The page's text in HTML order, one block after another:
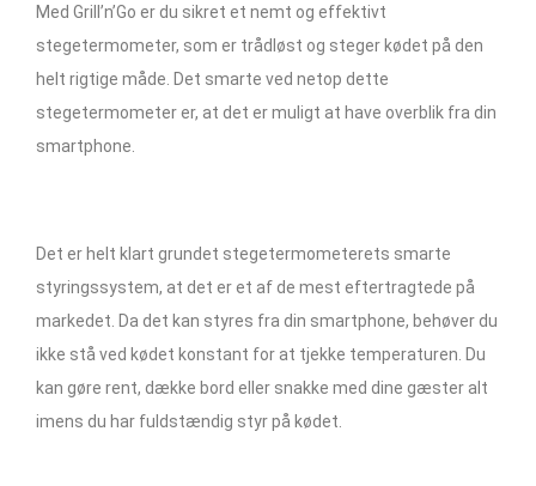
Med Grill’n’Go er du sikret et nemt og effektivt
stegetermometer, som er trådløst og steger kødet på den
helt rigtige måde. Det smarte ved netop dette
stegetermometer er, at det er muligt at have overblik fra din
smartphone.
Det er helt klart grundet stegetermometerets smarte
styringssystem, at det er et af de mest eftertragtede på
markedet. Da det kan styres fra din smartphone, behøver du
ikke stå ved kødet konstant for at tjekke temperaturen. Du
kan gøre rent, dække bord eller snakke med dine gæster alt
imens du har fuldstændig styr på kødet.